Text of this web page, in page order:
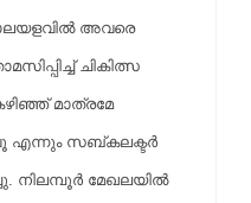
അവരെ
ചികിത്സ
മാത്രമേ
എന്നും സബ്കലക്ടര്‍
നിലമ്പൂര്‍ മേഖലയില്‍